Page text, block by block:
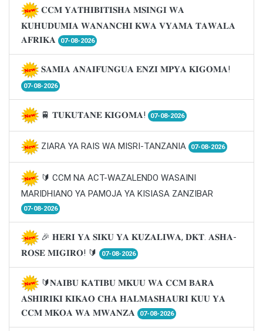
𝐂𝐂𝐌 𝐘𝐀𝐓𝐇𝐈𝐁𝐈𝐓𝐈𝐒𝐇𝐀 𝐌𝐒𝐈𝐍𝐆𝐈 𝐖𝐀
𝐊𝐔𝐇𝐔𝐃𝐔𝐌𝐈𝐀 𝐖𝐀𝐍𝐀𝐍𝐂𝐇𝐈 𝐊𝐖𝐀 𝐕𝐘𝐀𝐌𝐀 𝐓𝐀𝐖𝐀𝐋𝐀
𝐀𝐅𝐑𝐈𝐊𝐀
07-08-2026
𝐒𝐀𝐌𝐈𝐀 𝐀𝐍𝐀𝐈𝐅𝐔𝐍𝐆𝐔𝐀 𝐄𝐍𝐙𝐈 𝐌𝐏𝐘𝐀 𝐊𝐈𝐆𝐎𝐌𝐀!
07-08-2026
🚆 𝐓𝐔𝐊𝐔𝐓𝐀𝐍𝐄 𝐊𝐈𝐆𝐎𝐌𝐀! 07-08-2026
ZIARA YA RAIS WA MISRI-TANZANIA 07-08-2026
🔰 CCM NA ACT-WAZALENDO WASAINI
MARIDHIANO YA PAMOJA YA KISIASA ZANZIBAR
07-08-2026
🎉 𝐇𝐄𝐑𝐈 𝐘𝐀 𝐒𝐈𝐊𝐔 𝐘𝐀 𝐊𝐔𝐙𝐀𝐋𝐈𝐖𝐀, 𝐃𝐊𝐓. 𝐀𝐒𝐇𝐀-
𝐑𝐎𝐒𝐄 𝐌𝐈𝐆𝐈𝐑𝐎! 🔰
07-08-2026
🔰𝐍𝐀𝐈𝐁𝐔 𝐊𝐀𝐓𝐈𝐁𝐔 𝐌𝐊𝐔𝐔 𝐖𝐀 𝐂𝐂𝐌 𝐁𝐀𝐑𝐀
𝐀𝐒𝐇𝐈𝐑𝐈𝐊𝐈 𝐊𝐈𝐊𝐀𝐎 𝐂𝐇𝐀 𝐇𝐀𝐋𝐌𝐀𝐒𝐇𝐀𝐔𝐑𝐈 𝐊𝐔𝐔 𝐘𝐀
𝐂𝐂𝐌 𝐌𝐊𝐎𝐀 𝐖𝐀 𝐌𝐖𝐀𝐍𝐙𝐀
07-08-2026